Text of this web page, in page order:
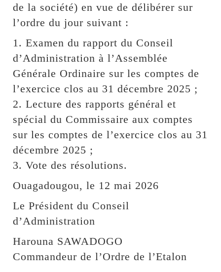
de la société) en vue de délibérer sur
l’ordre du jour suivant :
1. Examen du rapport du Conseil
d’Administration à l’Assemblée
Générale Ordinaire sur les comptes de
l’exercice clos au 31 décembre 2025 ;
2. Lecture des rapports général et
spécial du Commissaire aux comptes
sur les comptes de l’exercice clos au 31
décembre 2025 ;
3. Vote des résolutions.
Ouagadougou, le 12 mai 2026
Le Président du Conseil
d’Administration
Harouna SAWADOGO
Commandeur de l’Ordre de l’Etalon